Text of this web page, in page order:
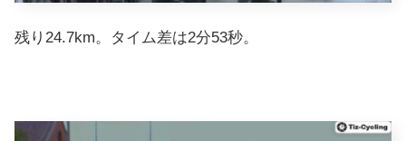
残り24.7km。タイム差は2分53秒。